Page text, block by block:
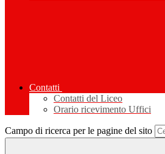
Contatti
Contatti del Liceo
Orario ricevimento Uffici
Campo di ricerca per le pagine del sito